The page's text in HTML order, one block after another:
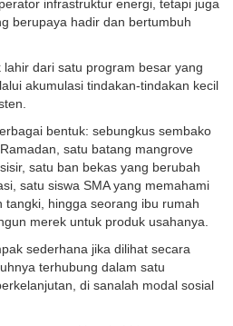
infrastruktur energi, tetapi juga
berupaya hadir dan bertumbuh
dari satu program besar yang
akumulasi tindakan-tindakan kecil
bentuk: sebungkus sembako
satu batang mangrove
satu ban bekas yang berubah
satu siswa SMA yang memahami
tangki, hingga seorang ibu rumah
merek untuk produk usahanya.
sederhana jika dilihat secara
terhubung dalam satu
di sanalah modal sosial